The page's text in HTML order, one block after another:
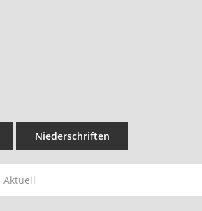
Niederschriften
Aktuell